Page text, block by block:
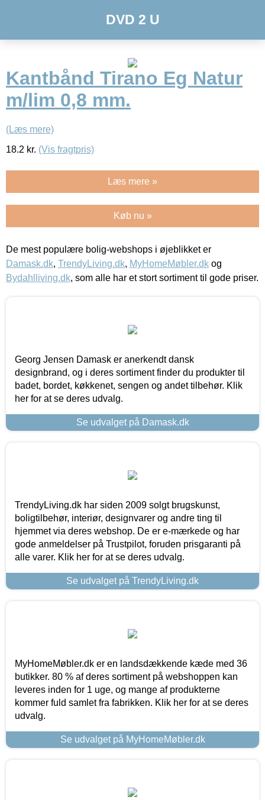
DVD 2 U
Kantbånd Tirano Eg Natur
m/lim 0,8 mm.
(Læs mere)
18.2 kr. (Vis fragtpris)
Læs mere »
Køb nu »
De mest populære bolig-webshops i øjeblikket er
Damask.dk, TrendyLiving.dk, MyHomeMøbler.dk og
Bydahlliving.dk, som alle har et stort sortiment til gode priser.
Georg Jensen Damask er anerkendt dansk
designbrand, og i deres sortiment finder du produkter til
badet, bordet, køkkenet, sengen og andet tilbehør. Klik
her for at se deres udvalg.
Se udvalget på Damask.dk
TrendyLiving.dk har siden 2009 solgt brugskunst,
boligtilbehør, interiør, designvarer og andre ting til
hjemmet via deres webshop. De er e-mærkede og har
gode anmeldelser på Trustpilot, foruden prisgaranti på
alle varer. Klik her for at se deres udvalg.
Se udvalget på TrendyLiving.dk
MyHomeMøbler.dk er en landsdækkende kæde med 36
butikker. 80 % af deres sortiment på webshoppen kan
leveres inden for 1 uge, og mange af produkterne
kommer fuld samlet fra fabrikken. Klik her for at se deres
udvalg.
Se udvalget på MyHomeMøbler.dk